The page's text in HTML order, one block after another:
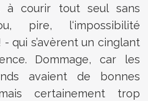
courir tout seul sans
pire, l‘impossibilité
- qui s’avèrent un cinglant
Dommage, car les
avaient de bonnes
certainement trop